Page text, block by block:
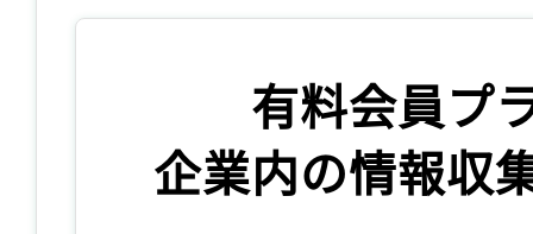
有料会員プ
企業内の情報収